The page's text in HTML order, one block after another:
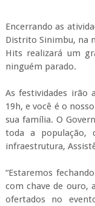
Encerrando as
Distrito Sinimbu, na
Hits realizará um
ninguém parado.
As festividades irão
19h, e você é o
sua família. O
toda a população,
infraestrutura,
“Estaremos
com chave de ouro,
ofertados no